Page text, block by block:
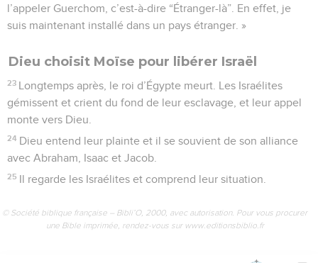
l’appeler Guerchom, c’est-à-dire “Étranger-là”. En effet, je
suis maintenant installé dans un pays étranger. »
Dieu choisit Moïse pour libérer Israël
23 Longtemps après, le roi d’Égypte meurt. Les Israélites
gémissent et crient du fond de leur esclavage, et leur appel
monte vers Dieu.
24 Dieu entend leur plainte et il se souvient de son alliance
avec Abraham, Isaac et Jacob.
25 Il regarde les Israélites et comprend leur situation.
© Société biblique française – Bibli’O, 2000, avec autorisation. Pour vous procurer
une Bible imprimée, rendez-vous sur www.editionsbiblio.fr